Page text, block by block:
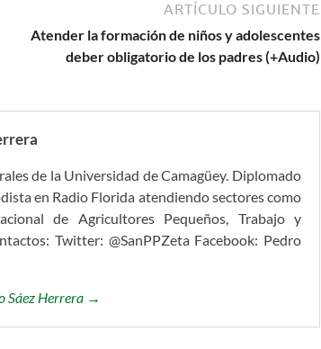
ARTÍCULO SIGUIENTE
Atender la formación de niños y adolescentes
deber obligatorio de los padres (+Audio)
de la Universidad de Camagüey. Diplomado
en Radio Florida atendiendo sectores como
de Agricultores Pequeños, Trabajo y
Twitter: @SanPPZeta Facebook: Pedro
Sáez Herrera →